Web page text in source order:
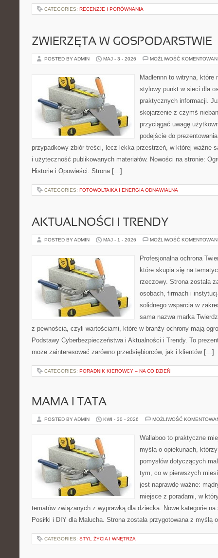
CATEGORIES: RECENZJE I PORÓWNANIA
ZWIERZĘTA W GOSPODARSTWIE
POSTED BY ADMIN MAJ - 3 - 2026 MOŻLIWOŚĆ
Madlennn to witryna, które
stylowy punkt w sieci dla
praktycznych informacji.
skojarzenie z czymś
przyciągać uwagę
podejście do
przypadkowy zbiór treści, lecz lekka przestrzeń, w której ważne
i użyteczność publikowanych materiałów. Nowości na stronie:
Historie i Opowieści. Strona […]
CATEGORIES: FOTOWOLTAIKA I ENERGIA ODNAWIALNA
AKTUALNOŚCI I TRENDY
POSTED BY ADMIN MAJ - 1 - 2026 MOŻLIWOŚĆ
Profesjonalna ochrona
które skupia się na
rzeczowy. Strona została
osobach, firmach i
solidnego wsparcia w
sama nazwa marka
z pewnością, czyli wartościami, które w branży ochrony mają
Podstawy Cyberbezpieczeństwa i Aktualności i Trendy. To
może zainteresować zarówno przedsiębiorców, jak i klientów […]
CATEGORIES: PORADNIK KIEROWCY – NA CO DZIEŃ
MAMA I TATA
POSTED BY ADMIN KWI - 30 - 2026 MOŻLIWOŚĆ
Wallaboo to praktyczne
myślą o opiekunach,
pomysłów dotyczących
tym, co w pierwszych
jest naprawdę ważne:
miejsce z poradami, w
tematów związanych z wyprawką dla dziecka. Nowe kategorie
Posiłki i DIY dla Malucha. Strona została przygotowana z
CATEGORIES: STYL ŻYCIA I WNĘTRZA